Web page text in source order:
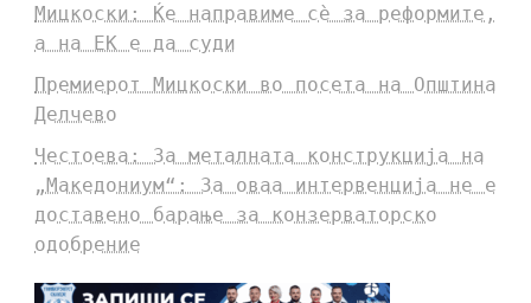
Мицкоски: Ќе направиме сè за реформите,
а на ЕК е да суди
Премиерот Мицкоски во посета на Општина
Делчево
Честоева: За металната конструкција на
„Македониум“: За оваа интервенција не е
доставено барање за конзерваторско
одобрение